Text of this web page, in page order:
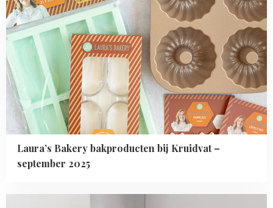
Laura’s Bakery bakproducten bij Kruidvat –
september 2025